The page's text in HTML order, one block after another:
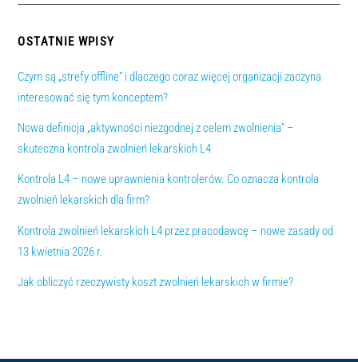
OSTATNIE WPISY
Czym są „strefy offline” i dlaczego coraz więcej organizacji zaczyna
interesować się tym konceptem?
Nowa definicja „aktywności niezgodnej z celem zwolnienia” –
skuteczna kontrola zwolnień lekarskich L4
Kontrola L4 – nowe uprawnienia kontrolerów. Co oznacza kontrola
zwolnień lekarskich dla firm?
Kontrola zwolnień lekarskich L4 przez pracodawcę – nowe zasady od
13 kwietnia 2026 r.
Jak obliczyć rzeczywisty koszt zwolnień lekarskich w firmie?